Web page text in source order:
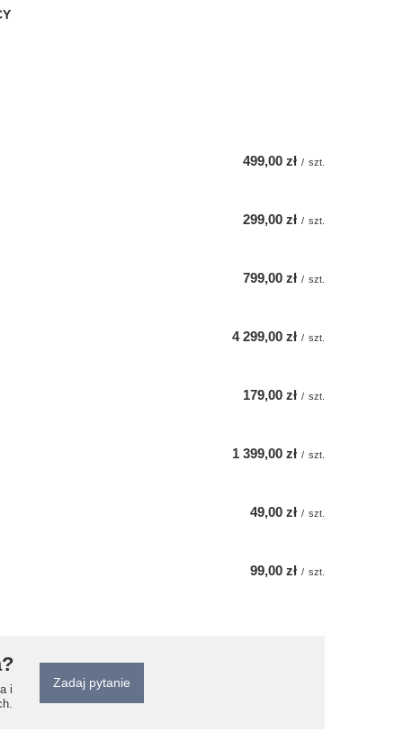
499,00 zł / szt.
299,00 zł / szt.
799,00 zł / szt.
4 299,00 zł / szt.
179,00 zł / szt.
1 399,00 zł / szt.
49,00 zł / szt.
99,00 zł / szt.
i
Zadaj pytanie